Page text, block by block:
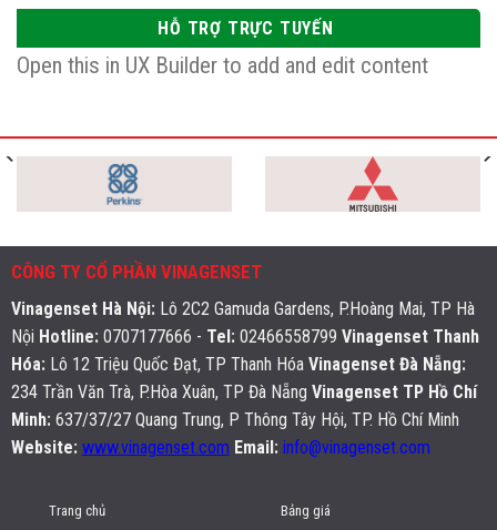
HỖ TRỢ TRỰC TUYẾN
Open this in UX Builder to add and edit content
CÔNG TY CỔ PHẦN VINAGENSET
Vinagenset Hà Nội: Lô 2C2 Gamuda Gardens, P.Hoàng Mai, TP Hà
Nội Hotline: 0707177666 - Tel:02466558799 Vinagenset Thanh
Hóa: Lô 12 Triệu Quốc Đạt, TP Thanh Hóa Vinagenset Đà Nẵng:
234 Trần Văn Trà, P.Hòa Xuân, TP Đà Nẵng Vinagenset TP Hồ Chí
Minh: 637/37/27 Quang Trung, P Thông Tây Hội, TP. Hồ Chí Minh
Website: www.vinagenset.com Email: info@vinagenset.com
Trang chủ Bảng giá